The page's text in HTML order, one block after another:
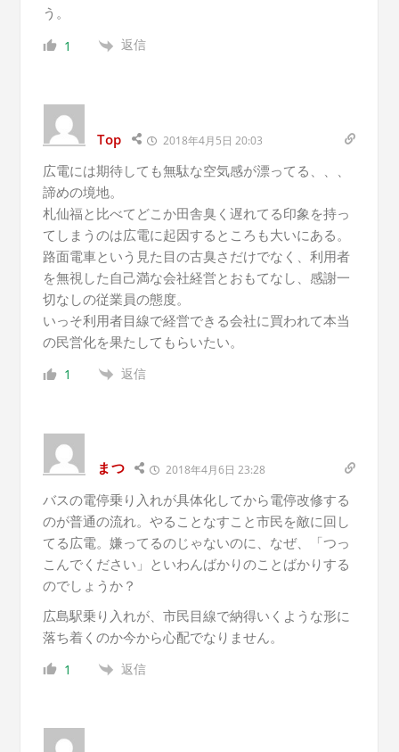
う。
1 返信
Top 2018年4月5日 20:03
広電には期待しても無駄な空気感が漂ってる、、、
諦めの境地。
札仙福と比べてどこか田舎臭く遅れてる印象を持っ
てしまうのは広電に起因するところも大いにある。
路面電車という見た目の古臭さだけでなく、利用者
を無視した自己満な会社経営とおもてなし、感謝一
切なしの従業員の態度。
いっそ利用者目線で経営できる会社に買われて本当
の民営化を果たしてもらいたい。
1 返信
まつ 2018年4月6日 23:28
バスの電停乗り入れが具体化してから電停改修する
のが普通の流れ。やることなすこと市民を敵に回し
てる広電。嫌ってるのじゃないのに、なぜ、「つっ
こんでください」といわんばかりのことばかりする
のでしょうか？
広島駅乗り入れが、市民目線で納得いくような形に
落ち着くのか今から心配でなりません。
1 返信